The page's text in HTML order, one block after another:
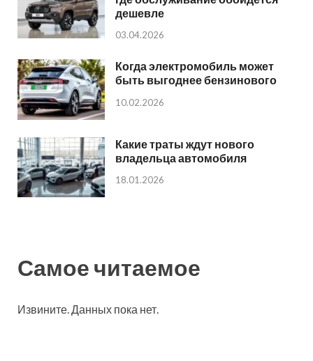
дешевле
03.04.2026
Когда электромобиль может
быть выгоднее бензинового
10.02.2026
Какие траты ждут нового
владельца автомобиля
18.01.2026
Самое читаемое
Извините. Данных пока нет.